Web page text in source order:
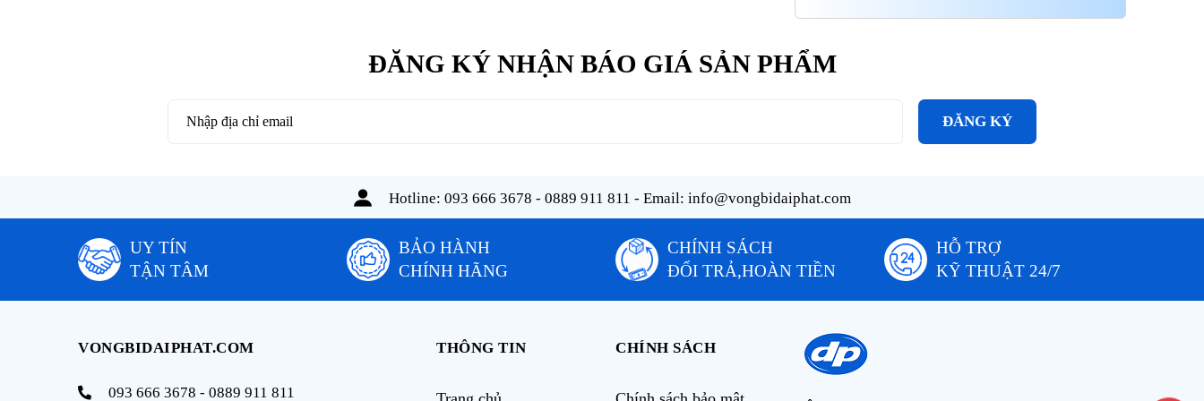
ĐĂNG KÝ NHẬN BÁO GIÁ SẢN PHẨM
ĐĂNG KÝ
Hotline: 093 666 3678 - 0889 911 811 - Email: info@vongbidaiphat.com
UY TÍN
TẬN TÂM
BẢO HÀNH
CHÍNH HÃNG
CHÍNH SÁCH
ĐỔI TRẢ,HOÀN TIỀN
HỖ TRỢ
KỸ THUẬT 24/7
VONGBIDAIPHAT.COM
093 666 3678 - 0889 911 811
THÔNG TIN CHÍNH SÁCH